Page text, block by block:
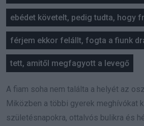
ebédet követelt, pedig tudta, hogy
férjem ekkor felállt, fogta a fiunk
tett, amitől megfagyott a levegő
A fiam soha nem találta a helyét az
Miközben a többi gyerek meghívókat
születésnapokra, ottalvós bulikra és